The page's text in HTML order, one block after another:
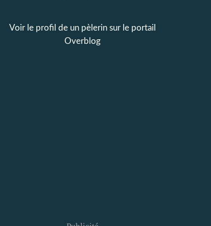
Voir le profil de un pèlerinsur le portail
Overblog